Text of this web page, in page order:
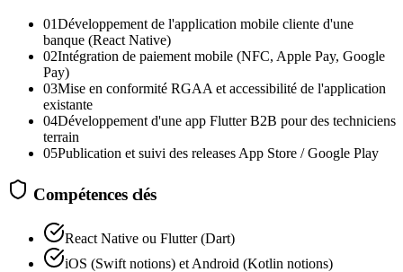
01Développement de l'application mobile cliente d'une
banque (React Native)
02Intégration de paiement mobile (NFC, Apple Pay, Google
Pay)
03Mise en conformité RGAA et accessibilité de l'application
existante
04Développement d'une app Flutter B2B pour des techniciens
terrain
05Publication et suivi des releases App Store / Google Play
Compétences clés
React Native ou Flutter (Dart)
iOS (Swift notions) et Android (Kotlin notions)